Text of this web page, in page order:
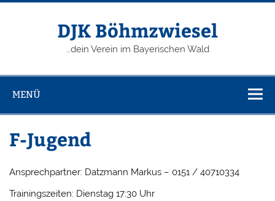
Zum
DJK Böhmzwiesel
…dein Verein im Bayerischen Wald
MENÜ
F-Jugend
Ansprechpartner: Datzmann Markus – 0151 / 40710334
Trainingszeiten: Dienstag 17:30 Uhr